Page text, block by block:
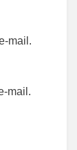
mail.
mail.